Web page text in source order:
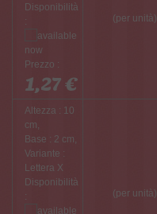
Disponibilità
:
Prezzo :
1,27 €
(per unità)
Altezza : 10
cm,
Base : 2 cm,
Variante :
Lettera X
Disponibilità
:
(per unità)